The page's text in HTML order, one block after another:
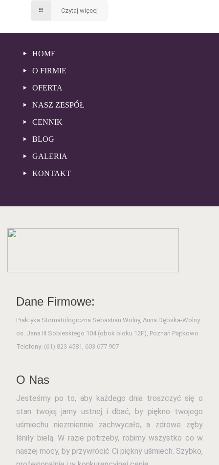
Czytaj więcej
HOME
O FIRMIE
OFERTA
NASZ ZESPÓŁ
CENNIK
BLOG
GALERIA
KONTAKT
Dane Firmowe:
Praktyka Stomatologiczna Sebastian Wolny, Anna Dębska-Wolny
os. Jana III Sobieskiego 104 (obok bloku 12F), Poznań Piątkowo
Telefony: (61) 823 4581 , 603 677 907
O Nas
Jesteśmy po to, aby każdego dnia troszczyć się o
stan twojej jamy ustnej i dbać, by piękno twojego
uśmiechu niezmiennie zachwycało, a zdrowe zęby
lśniły bielą. W razie potrzeby, robimy wszystko co w
naszej mocy, by przywrócić Ci piękny uśmiech. Szybko,